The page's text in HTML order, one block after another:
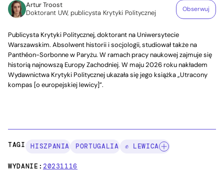
Artur Troost
Doktorant UW, publicysta Krytyki Politycznej
Obserwuj
Publicysta Krytyki Politycznej, doktorant na Uniwersytecie
Warszawskim. Absolwent historii i socjologii, studiował także na
Panthéon-Sorbonne w Paryżu. W ramach pracy naukowej zajmuje się
historią najnowszą Europy Zachodniej. W maju 2026 roku nakładem
Wydawnictwa Krytyki Politycznej ukazała się jego książka „Utracony
kompas [o europejskiej lewicy]”.
TAGI: HISZPANIA PORTUGALIA ✊ LEWICA
WYDANIE:20231116